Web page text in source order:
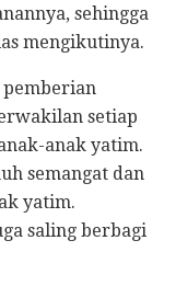
sehingga
mengikutinya.
pemberian
setiap
anak yatim.
semangat dan
yatim.
saling berbagi